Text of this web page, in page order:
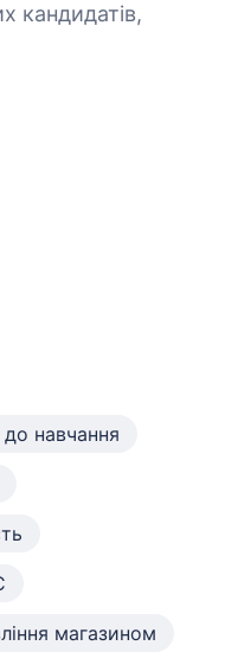
кандидатів,
до навчання
магазином